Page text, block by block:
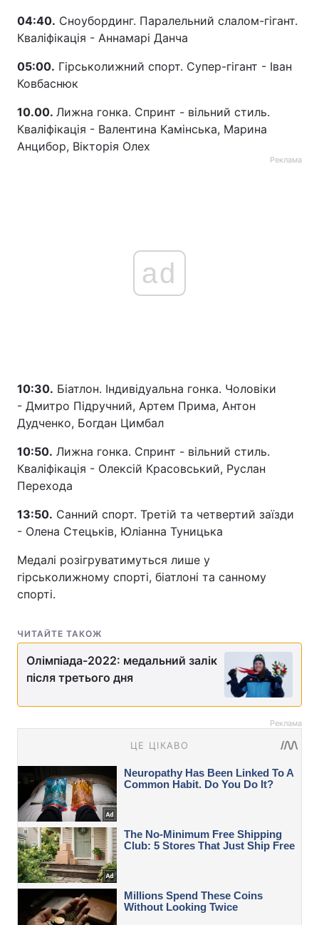
04:40. Сноубординг. Паралельний слалом-гігант.
Кваліфікація - Аннамарі Данча
05:00. Гірськолижний спорт. Супер-гігант - Іван
Ковбаснюк
10.00. Лижна гонка. Спринт - вільний стиль.
Кваліфікація - Валентина Камінська, Марина
Анцибор, Вікторія Олех
Реклама
ad
10:30. Біатлон. Індивідуальна гонка. Чоловіки
- Дмитро Підручний, Артем Прима, Антон
Дудченко, Богдан Цимбал
10:50. Лижна гонка. Спринт - вільний стиль.
Кваліфікація - Олексій Красовський, Руслан
Перехода
13:50. Санний спорт. Третій та четвертий заїзди
- Олена Стецьків, Юліанна Туницька
Медалі розігруватимуться лише у
гірськолижному спорті, біатлоні та санному
спорті.
ЧИТАЙТЕ ТАКОЖ
Олімпіада-2022: медальний залік
після третього дня
Реклама